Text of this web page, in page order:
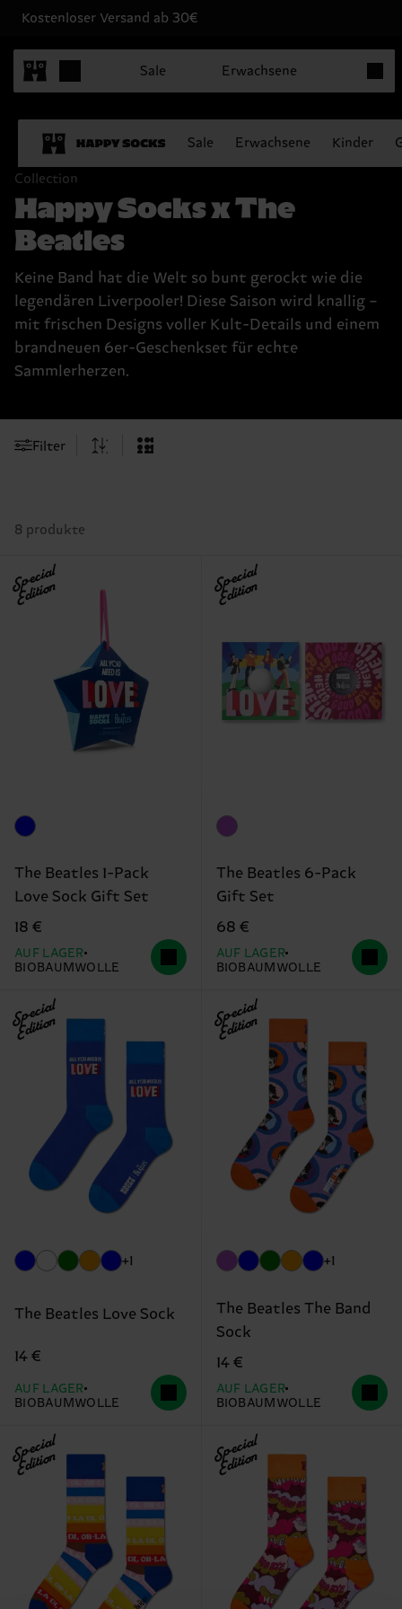
Kostenloser Versand ab 30€
Sale Erwachsene
Sale Erwachsene Kinder
Collection
Happy Socks x The
Beatles
Keine Band hat die Welt so bunt gerockt wie die
legendären Liverpooler! Diese Saison wird knallig –
mit frischen Designs voller Kult-Details und einem
brandneuen 6er-Geschenkset für echte
Sammlerherzen.
Filter
8 produkte
Special
Edition
The Beatles 1-Pack
Love Sock Gift Set
18 €
AUF LAGER
BIOBAUMWOLLE
Special
Edition
The Beatles 6-Pack
Gift Set
68 €
AUF LAGER
BIOBAUMWOLLE
Special
Edition
+1
The Beatles Love Sock
14 €
AUF LAGER
BIOBAUMWOLLE
Special
Edition
+1
The Beatles The Band
Sock
14 €
AUF LAGER
BIOBAUMWOLLE
Special
Edition Special
Edition